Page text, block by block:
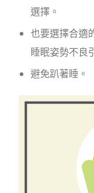
選擇。
也要選擇合適
睡眠姿勢不良
避免趴著睡。